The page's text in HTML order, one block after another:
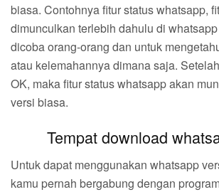
biasa. Contohnya fitur status whatsapp,
dimunculkan terlebih dahulu di
dicoba orang-orang dan untuk
atau kelemahannya dimana saja.
OK, maka fitur status whatsapp akan
versi biasa.
Tempat download
Untuk dapat menggunakan whatsapp
kamu pernah bergabung dengan